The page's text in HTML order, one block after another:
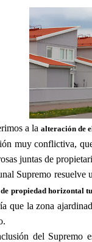
a la alteración de
muy conflictiva,
juntas de
Supremo resuelve
propiedad horizontal
que la zona
del Supremo